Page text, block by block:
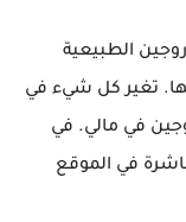
الطبيعية
تغير كل شيء في
في مالي. في
في الموقع